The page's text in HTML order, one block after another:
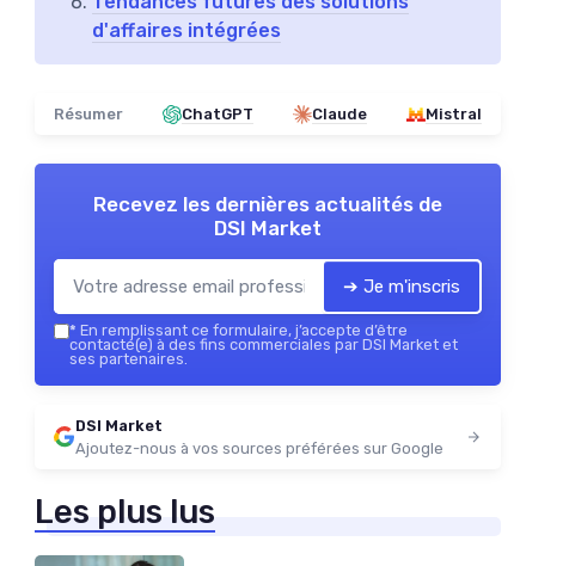
d'affaires intégrées
Résumer ChatGPT Claude Mistral
Recevez les dernières actualités de
DSI Market
➔ Je m'inscris
* En remplissant ce formulaire, j’accepte d’être
contacté(e) à des fins commerciales par DSI Market et
ses partenaires.
DSI Market
Ajoutez-nous à vos sources préférées sur Google
Les plus lus